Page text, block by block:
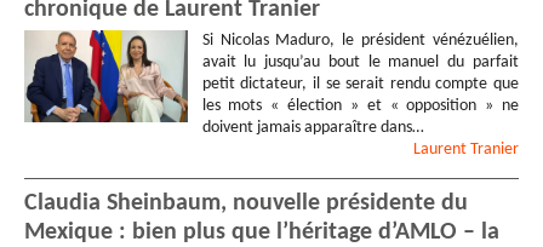
chronique de Laurent Tranier
Si Nicolas Maduro, le président vénézuélien,
avait lu jusqu’au bout le manuel du parfait
petit dictateur, il se serait rendu compte que
les mots « élection » et « opposition » ne
doivent jamais apparaître dans…
Laurent Tranier
Claudia Sheinbaum, nouvelle présidente du
Mexique : bien plus que l’héritage d’AMLO – la